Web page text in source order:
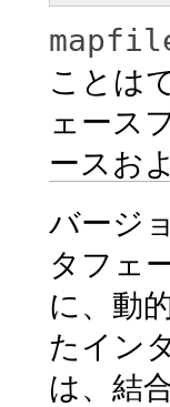
ことは
ェース
ースお
バージ
タフェ
に、動
たイン
は、結